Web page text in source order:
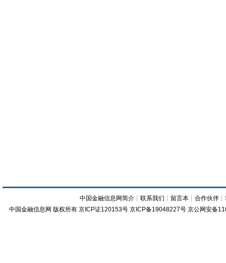
中国金融信息网简介 ┊联系我们 ┊ 留言本 ┊合作伙伴 ┊
中国金融信息网 版权所有 京ICP证120153号 京ICP备19048227号 京公网安备